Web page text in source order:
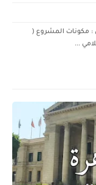
: مكونات المشروع (
...